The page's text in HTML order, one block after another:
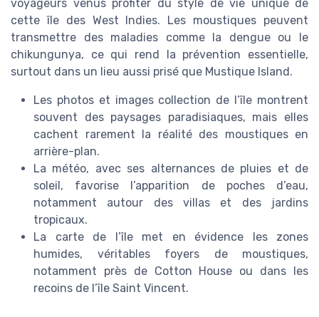
voyageurs venus profiter du style de vie unique de
cette île des West Indies. Les moustiques peuvent
transmettre des maladies comme la dengue ou le
chikungunya, ce qui rend la prévention essentielle,
surtout dans un lieu aussi prisé que Mustique Island.
Les photos et images collection de l’île montrent
souvent des paysages paradisiaques, mais elles
cachent rarement la réalité des moustiques en
arrière-plan.
La météo, avec ses alternances de pluies et de
soleil, favorise l’apparition de poches d’eau,
notamment autour des villas et des jardins
tropicaux.
La carte de l’île met en évidence les zones
humides, véritables foyers de moustiques,
notamment près de Cotton House ou dans les
recoins de l’île Saint Vincent.